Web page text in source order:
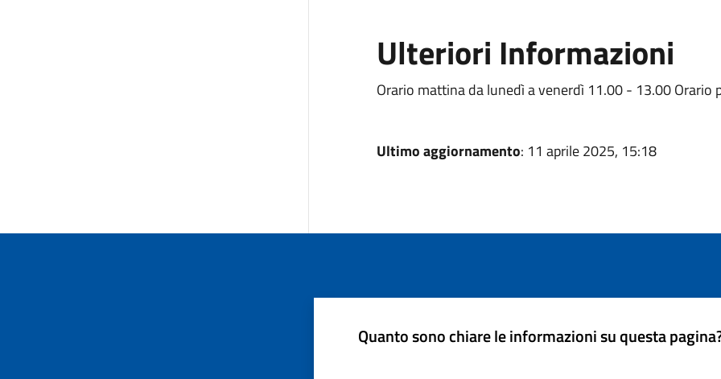
Ulteriori Informazioni
Orario mattina da lunedì a venerdì 11.00 - 13.00
Ultimo aggiornamento: 11 aprile 2025, 15:18
Quanto sono chiare le informazioni su questa